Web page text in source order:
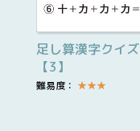
足し算漢字クイズ
【3】
難易度： ★★★